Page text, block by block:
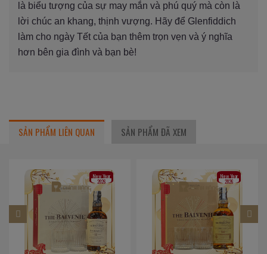
là biểu tượng của sự may mắn và phú quý mà còn là
lời chúc an khang, thịnh vượng. Hãy để Glenfiddich
làm cho ngày Tết của bạn thêm trọn vẹn và ý nghĩa
hơn bên gia đình và bạn bè!
SẢN PHẨM LIÊN QUAN SẢN PHẨM ĐÃ XEM
New Year
2026
New Year
2026